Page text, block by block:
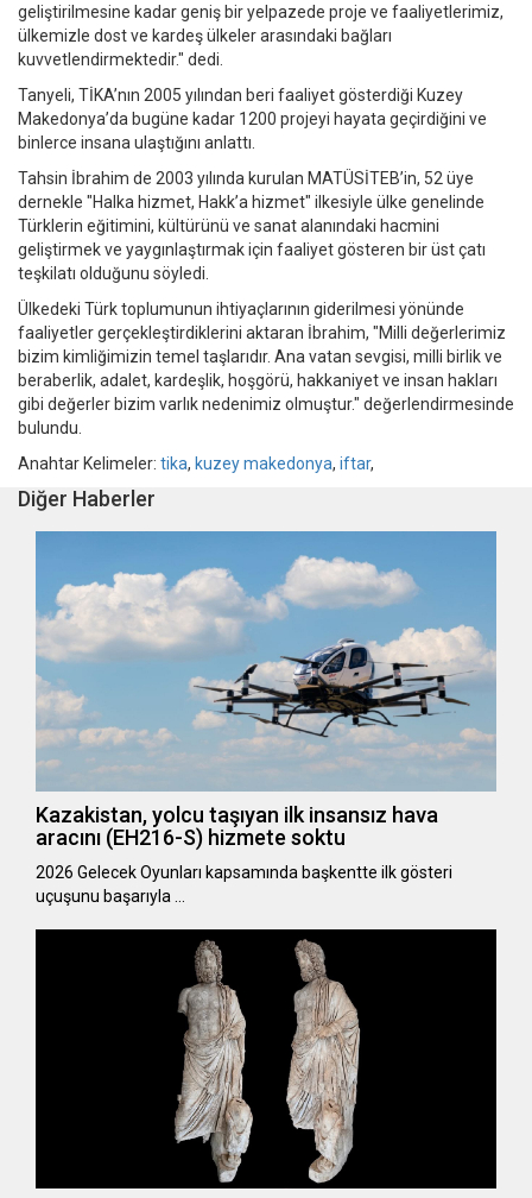
geliştirilmesine kadar geniş bir yelpazede proje ve faaliyetlerimiz,
ülkemizle dost ve kardeş ülkeler arasındaki bağları
kuvvetlendirmektedir." dedi.
Tanyeli, TİKA’nın 2005 yılından beri faaliyet gösterdiği Kuzey
Makedonya’da bugüne kadar 1200 projeyi hayata geçirdiğini ve
binlerce insana ulaştığını anlattı.
Tahsin İbrahim de 2003 yılında kurulan MATÜSİTEB’in, 52 üye
dernekle "Halka hizmet, Hakk’a hizmet" ilkesiyle ülke genelinde
Türklerin eğitimini, kültürünü ve sanat alanındaki hacmini
geliştirmek ve yaygınlaştırmak için faaliyet gösteren bir üst çatı
teşkilatı olduğunu söyledi.
Ülkedeki Türk toplumunun ihtiyaçlarının giderilmesi yönünde
faaliyetler gerçekleştirdiklerini aktaran İbrahim, "Milli değerlerimiz
bizim kimliğimizin temel taşlarıdır. Ana vatan sevgisi, milli birlik ve
beraberlik, adalet, kardeşlik, hoşgörü, hakkaniyet ve insan hakları
gibi değerler bizim varlık nedenimiz olmuştur." değerlendirmesinde
bulundu.
Anahtar Kelimeler: tika, kuzey makedonya, iftar,
Diğer Haberler
Kazakistan, yolcu taşıyan ilk insansız hava
aracını (EH216-S) hizmete soktu
2026 Gelecek Oyunları kapsamında başkentte ilk gösteri
uçuşunu başarıyla …